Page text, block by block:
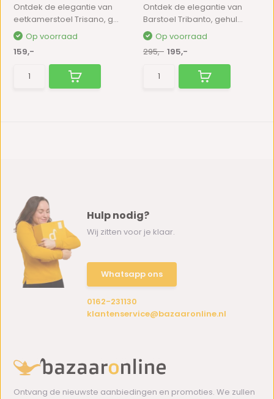
Ontdek de elegantie van
eetkamerstoel Trisano, g...
Op voorraad
159,-
Ontdek de elegantie van
Barstoel Tribanto, gehul...
Op voorraad
295,- 195,-
Hulp nodig?
Wij zitten voor je klaar.
Whatsapp ons
0162-231130
klantenservice@bazaaronline.nl
Ontvang de nieuwste aanbiedingen en promoties. We zullen